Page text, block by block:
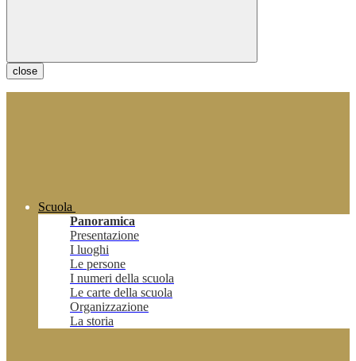
close
Scuola
Panoramica
Presentazione
I luoghi
Le persone
I numeri della scuola
Le carte della scuola
Organizzazione
La storia